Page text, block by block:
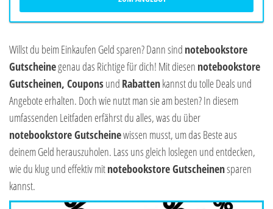
Willst du beim Einkaufen Geld sparen? Dann sind notebookstore
Gutscheinegenau das Richtige für dich! Mit diesen notebookstore
Gutscheinen, Couponsund Rabattenkannst du tolle Deals und
Angebote erhalten. Doch wie nutzt man sie am besten? In diesem
umfassenden Leitfaden erfährst du alles, was du über
notebookstore Gutscheinewissen musst, um das Beste aus
deinem Geld herauszuholen. Lass uns gleich loslegen und entdecken,
wie du klug und effektiv mitnotebookstore Gutscheinensparen
kannst.